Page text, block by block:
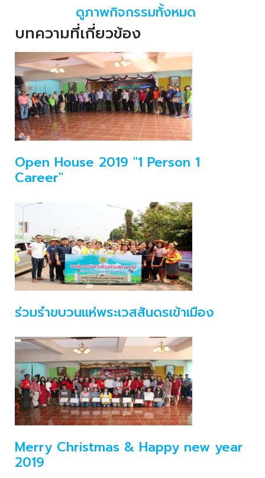
ดูภาพกิจกรรมทั้งหมด
บทความที่เกี่ยวข้อง
Open House 2019 "1 Person 1
Career"
ร่วมรำขบวนแห่พระเวสสันดรเข้าเมือง
Merry Christmas & Happy new year
2019